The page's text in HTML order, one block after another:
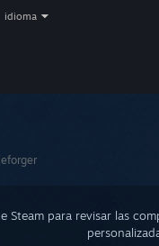
idioma
Steam para revisar las